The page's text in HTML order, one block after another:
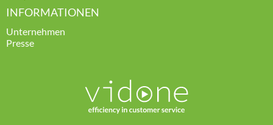
INFORMATIONEN
Unternehmen
Presse